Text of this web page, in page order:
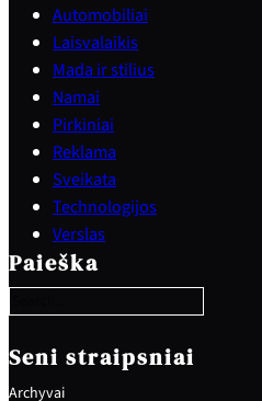
Automobiliai
Laisvalaikis
Mada ir stilius
Namai
Pirkiniai
Reklama
Sveikata
Technologijos
Verslas
Paieška
e
a
c
h
Seni straipsniai
Archyvai